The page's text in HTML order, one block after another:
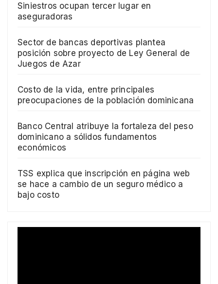
Siniestros ocupan tercer lugar en
aseguradoras
Sector de bancas deportivas plantea
posición sobre proyecto de Ley General de
Juegos de Azar
Costo de la vida, entre principales
preocupaciones de la población dominicana
Banco Central atribuye la fortaleza del peso
dominicano a sólidos fundamentos
económicos
TSS explica que inscripción en página web
se hace a cambio de un seguro médico a
bajo costo